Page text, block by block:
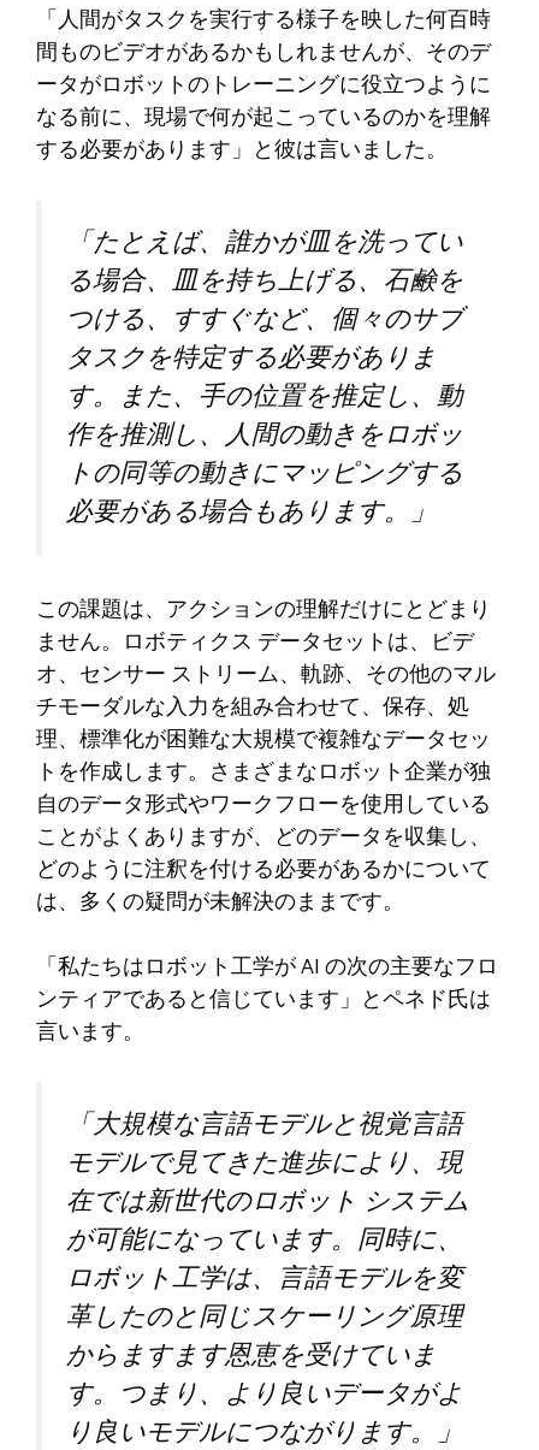
「人間がタスクを実行する様子を映した何百時
間ものビデオがあるかもしれませんが、そのデ
ータがロボットのトレーニングに役立つように
なる前に、現場で何が起こっているのかを理解
する必要があります」と彼は言いました。
「たとえば、誰かが皿を洗ってい
る場合、皿を持ち上げる、石鹸を
つける、すすぐなど、個々のサブ
タスクを特定する必要がありま
す。また、手の位置を推定し、動
作を推測し、人間の動きをロボッ
トの同等の動きにマッピングする
必要がある場合もあります。」
この課題は、アクションの理解だけにとどまり
ません。ロボティクス データセットは、ビデ
オ、センサー ストリーム、軌跡、その他のマル
チモーダルな入力を組み合わせて、保存、処
理、標準化が困難な大規模で複雑なデータセッ
トを作成します。さまざまなロボット企業が独
自のデータ形式やワークフローを使用している
ことがよくありますが、どのデータを収集し、
どのように注釈を付ける必要があるかについて
は、多くの疑問が未解決のままです。
「私たちはロボット工学が AI の次の主要なフロ
ンティアであると信じています」とペネド氏は
言います。
「大規模な言語モデルと視覚言語
モデルで見てきた進歩により、現
在では新世代のロボット システム
が可能になっています。同時に、
ロボット工学は、言語モデルを変
革したのと同じスケーリング原理
からますます恩恵を受けていま
す。つまり、より良いデータがよ
り良いモデルにつながります。」